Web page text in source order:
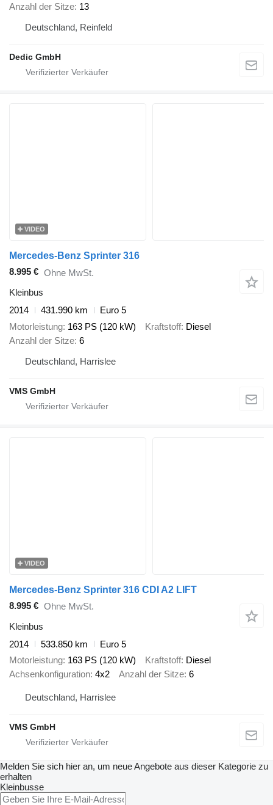
Anzahl der Sitze 13
Deutschland, Reinfeld
Dedic GmbH
VIDEO
Mercedes-Benz Sprinter 316
8.995 € Ohne MwSt.
Kleinbus
2014
431.990 km
Euro 5
Motorleistung 163 PS (120 kW) Kraftstoff Diesel
Anzahl der Sitze 6
Deutschland, Harrislee
VMS GmbH
VIDEO
Mercedes-Benz Sprinter 316 CDI A2 LIFT
8.995 € Ohne MwSt.
Kleinbus
2014
533.850 km
Euro 5
Motorleistung 163 PS (120 kW) Kraftstoff Diesel
Achsenkonfiguration 4x2 Anzahl der Sitze 6
Deutschland, Harrislee
VMS GmbH
Melden Sie sich hier an, um neue Angebote aus dieser Kategorie zu
erhalten
Kleinbusse